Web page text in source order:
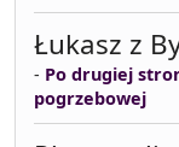
Łukasz z
- Po drugiej
pogrzebowej